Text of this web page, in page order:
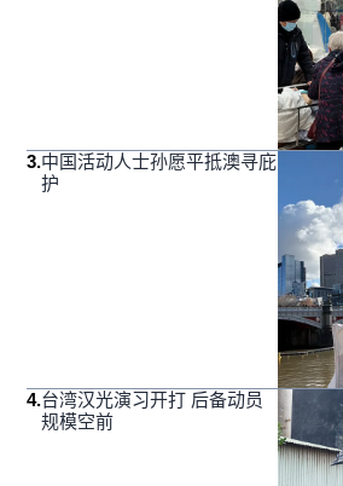
3.中国活动人士孙愿平抵澳寻庇
护
4.台湾汉光演习开打 后备动员
规模空前